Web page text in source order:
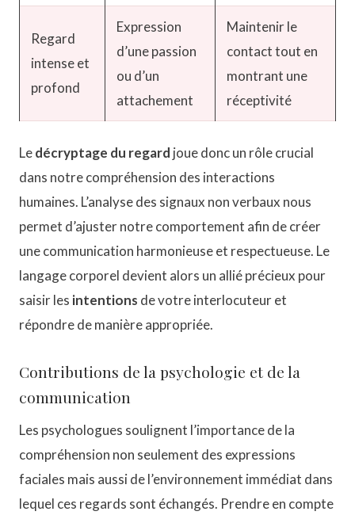
Regard
intense et
profond
Expression
d’une passion
ou d’un
attachement
Maintenir le
contact tout en
montrant une
réceptivité
Ledécryptage du regard joue donc un rôle crucial
dans notre compréhension des interactions
humaines. L’analyse des signaux non verbaux nous
permet d’ajuster notre comportement afin de créer
une communication harmonieuse et respectueuse. Le
langage corporel devient alors un allié précieux pour
saisir les intentions de votre interlocuteur et
répondre de manière appropriée.
Contributions de la psychologie et de la
communication
Les psychologues soulignent l’importance de la
compréhension non seulement des expressions
faciales mais aussi de l’environnement immédiat dans
lequel ces regards sont échangés. Prendre en compte